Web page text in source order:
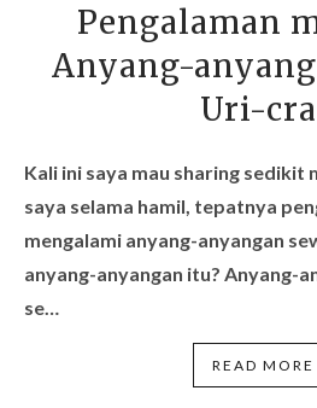
Pengalaman
Anyang-
Uri-
Kali ini saya mau sharing sedikit
saya selama hamil, tepatnya
mengalami anyang-anyangan
anyang-anyangan itu? Anyang-
se…
READ MORE